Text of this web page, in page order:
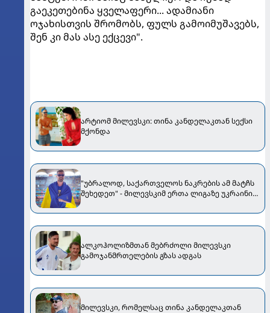
გაეკეთებინა ყველაფერი... ადამიანი
ოჯახისთვის შრომობს, ფულს გამოიმუშავებს,
შენ კი მას ასე ექცევი".
არტიომ მილევსკი: თინა კანდელაკთან სექსი
მქონდა
"უბრალოდ, საქართველოს ნაკრების ამ მატჩს
შეხედეთ" - მილევსკიმ ერთა ლიგაზე უკრაინის
ალკოჰოლიზმთან მებრძოლი მილევსკი
გამოჯანმრთელების გზას ადგას
მილევსკი, რომელსაც თინა კანდელაკთან